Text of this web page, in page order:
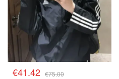
€41.42 €75.00